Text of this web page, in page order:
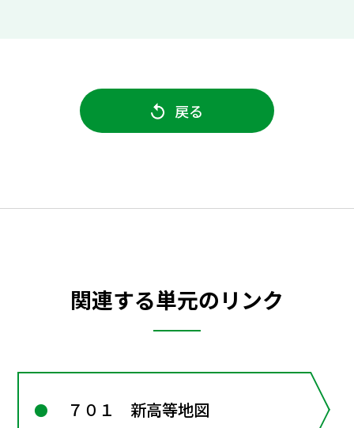
戻る
関連する単元のリンク
７０１ 新高等地図